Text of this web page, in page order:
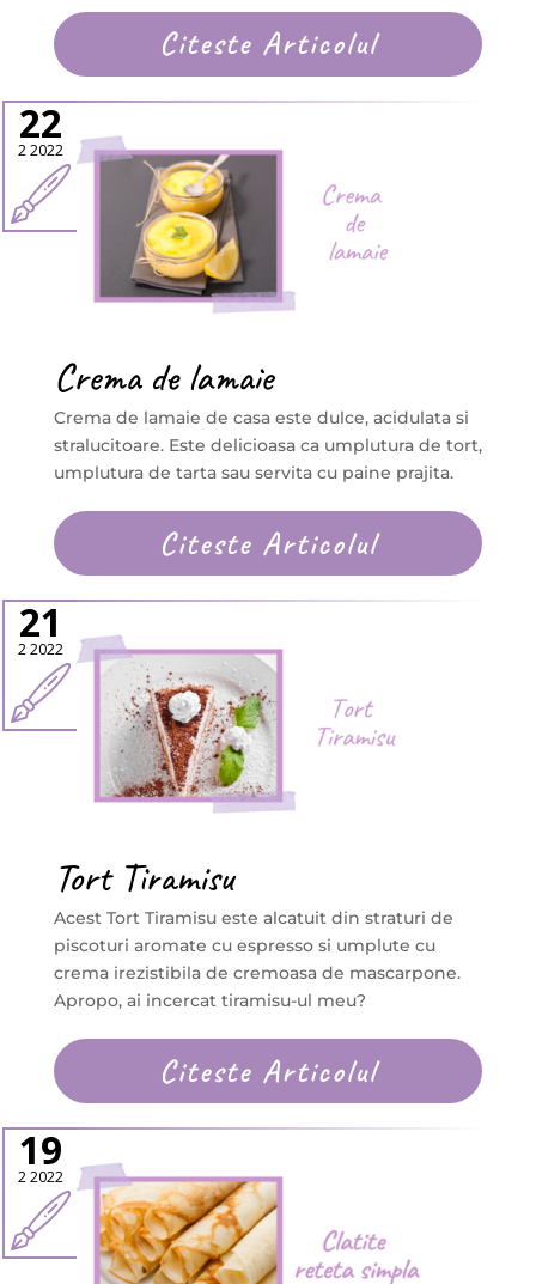
Citeste Articolul
Crema de lamaie
22
2 2022
Crema de lamaie de casa este dulce, acidulata si
stralucitoare. Este delicioasa ca umplutura de tort,
umplutura de tarta sau servita cu paine prajita.
Citeste Articolul
Tort Tiramisu
21
2 2022
Acest Tort Tiramisu este alcatuit din straturi de
piscoturi aromate cu espresso si umplute cu
crema irezistibila de cremoasa de mascarpone.
Apropo, ai incercat tiramisu-ul meu?
Citeste Articolul
19
2 2022